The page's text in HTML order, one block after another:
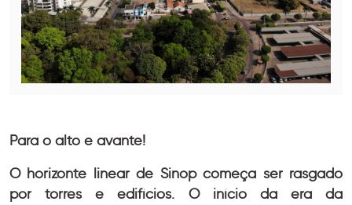
Para o alto e avante!
O horizonte linear de Sinop começa ser rasgado
por torres e edifícios. O início da era da